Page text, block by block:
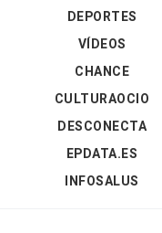
DEPORTES
VÍDEOS
CHANCE
CULTURAOCIO
DESCONECTA
EPDATA.ES
INFOSALUS